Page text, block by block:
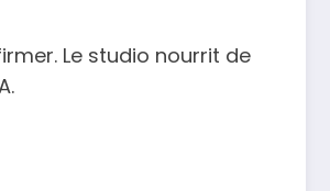
Le studio nourrit de